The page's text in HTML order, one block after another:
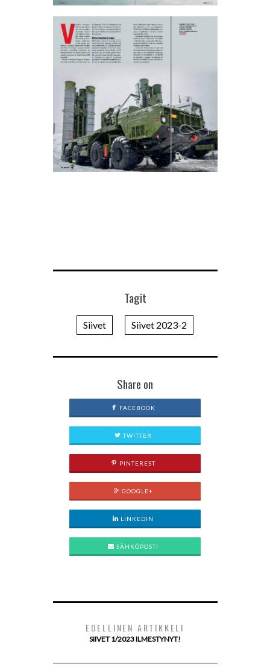
Tagit
Siivet Siivet 2023-2
Share on
FACEBOOK
TWITTER
PINTEREST
GOOGLE+
LINKEDIN
SÄHKÖPOSTI
EDELLINEN ARTIKKELI
SIIVET 1/2023 ILMESTYNYT!